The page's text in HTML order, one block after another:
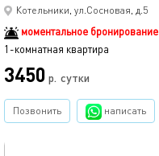
Котельники, ул.Сосновая, д.5
моментальное бронирование
1-комнатная квартира
3450 р. сутки
Позвонить написать